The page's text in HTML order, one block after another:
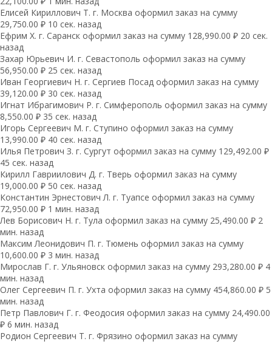
Елисей Кириллович Т. г. Москва оформил заказ на сумму
29,750.00 ₽ 10 сек. назад
Ефрим Х. г. Саранск оформил заказ на сумму 128,990.00 ₽ 20 сек.
назад
Захар Юрьевич И. г. Севастополь оформил заказ на сумму
56,950.00 ₽ 25 сек. назад
Иван Георгиевич Н. г. Сергиев Посад оформил заказ на сумму
39,120.00 ₽ 30 сек. назад
Игнат Ибрагимович Р. г. Симферополь оформил заказ на сумму
8,550.00 ₽ 35 сек. назад
Игорь Сергеевич М. г. Ступино оформил заказ на сумму
13,990.00 ₽ 40 сек. назад
Илья Петрович З. г. Сургут оформил заказ на сумму 129,492.00 ₽
45 сек. назад
Кирилл Гавриилович Д. г. Тверь оформил заказ на сумму
19,000.00 ₽ 50 сек. назад
Константин Эрнестович Л. г. Туапсе оформил заказ на сумму
72,950.00 ₽ 1 мин. назад
Лев Борисович Н. г. Тула оформил заказ на сумму 25,490.00 ₽ 2
мин. назад
Максим Леонидович П. г. Тюмень оформил заказ на сумму
10,600.00 ₽ 3 мин. назад
Мирослав Г. г. Ульяновск оформил заказ на сумму 293,280.00 ₽ 4
мин. назад
Олег Сергеевич П. г. Ухта оформил заказ на сумму 454,860.00 ₽ 5
мин. назад
Петр Павлович Г. г. Феодосия оформил заказ на сумму 24,490.00
₽ 6 мин. назад
Родион Сергеевич Т. г. Фрязино оформил заказ на сумму